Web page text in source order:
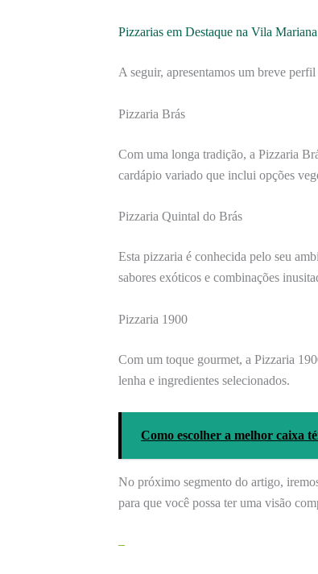
Pizzarias em Destaque na Vila Mariana
A seguir, apresentamos um breve
Pizzaria Brás
Com uma longa tradição, a Pizzaria
cardápio variado que inclui opções
Pizzaria Quintal do Brás
Esta pizzaria é conhecida pelo seu
sabores exóticos e combinações
Pizzaria 1900
Com um toque gourmet, a Pizzaria
lenha e ingredientes selecionados.
Como escolher a melhor caixa
No próximo segmento do artigo,
para que você possa ter uma visão
–